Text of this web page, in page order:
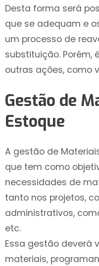
Desta forma será
que se adequam e
um processo de
substituição. Porém,
outras ações, como
Gestão de
Estoque
A gestão de
que tem como
necessidades de
tanto nos projetos,
administrativos,
etc.
Essa gestão deverá
materiais,